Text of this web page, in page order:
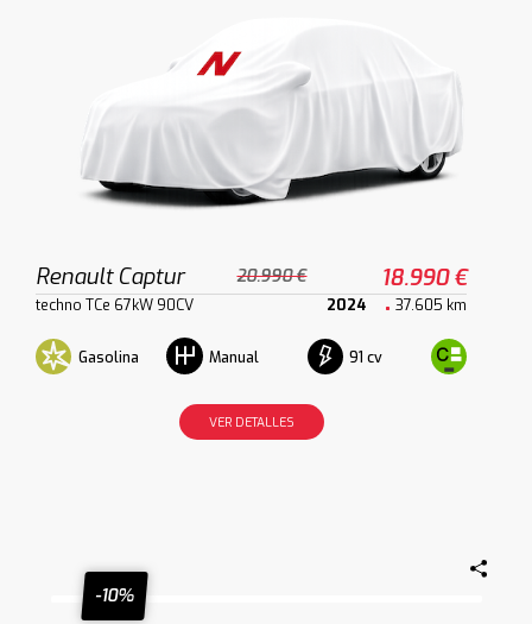
Renault Captur 20.990 € 18.990 €
techno TCe 67kW 90CV 2024 37.605 km
Gasolina Manual 91 cv
VER DETALLES
-10%